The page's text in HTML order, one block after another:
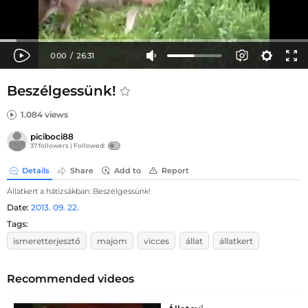
Beszélgessünk!
1.084 views
piciboci88
37 followers | Followed:
Details Share Add to Report
Állatkert a hátizsákban: Beszélgessünk!
Date: 2013. 09. 22.
Tags:
ismeretterjesztő
majom vicces állat állatkert
Recommended videos